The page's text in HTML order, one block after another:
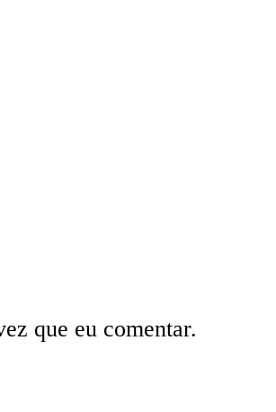
que eu comentar.